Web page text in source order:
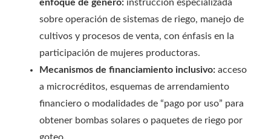
enfoque de género: instrucción especializada
sobre operación de sistemas de riego, manejo de
cultivos y procesos de venta, con énfasis en la
participación de mujeres productoras.
Mecanismos de financiamiento inclusivo: acceso
a microcréditos, esquemas de arrendamiento
financiero o modalidades de “pago por uso” para
obtener bombas solares o paquetes de riego por